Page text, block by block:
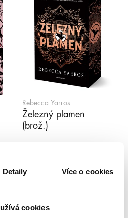
Detaily Více o cookies
cookies
Rebecca Yarros
Železný plamen
(brož.)